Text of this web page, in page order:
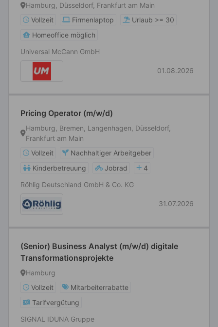
Hamburg, Düsseldorf, Frankfurt am Main
Vollzeit
Firmenlaptop
Urlaub >= 30
Homeoffice möglich
Universal McCann GmbH
01.08.2026
Pricing Operator (m/w/d)
Hamburg, Bremen, Langenhagen, Düsseldorf,
Frankfurt am Main
Vollzeit
Nachhaltiger Arbeitgeber
Kinderbetreuung
Jobrad
4
Röhlig Deutschland GmbH & Co. KG
31.07.2026
(Senior) Business Analyst (m/w/d) digitale
Transformationsprojekte
Hamburg
Vollzeit
Mitarbeiterrabatte
Tarifvergütung
SIGNAL IDUNA Gruppe